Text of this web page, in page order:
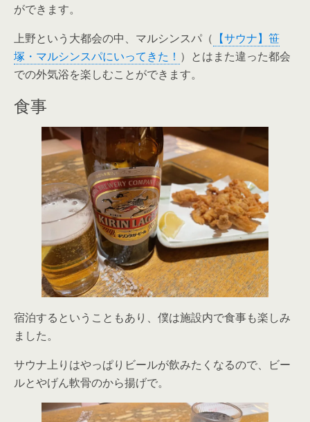
ができます。
上野という大都会の中、マルシンスパ（ 【サウナ】笹
塚・マルシンスパにいってきた！ ）とはまた違った都会
での外気浴を楽しむことができます。
食事
宿泊するということもあり、僕は施設内で食事も楽しみ
ました。
サウナ上りはやっぱりビールが飲みたくなるので、ビー
ルとやげん軟骨のから揚げで。